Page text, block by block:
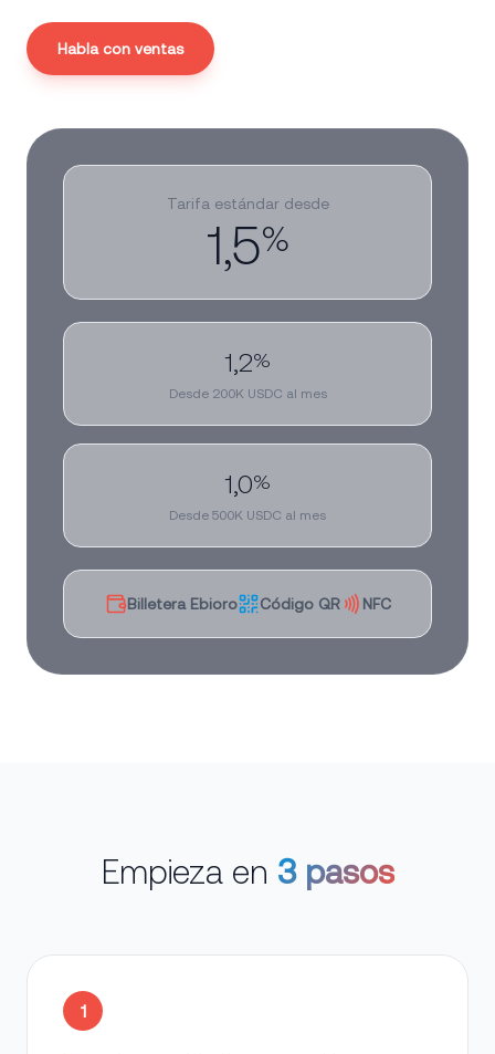
Habla con ventas
Tarifa estándar desde
1,5%
1,2%
Desde 200K USDC al mes
1,0%
Desde 500K USDC al mes
Billetera Ebioro Código QR NFC
Empieza en 3 pasos
1